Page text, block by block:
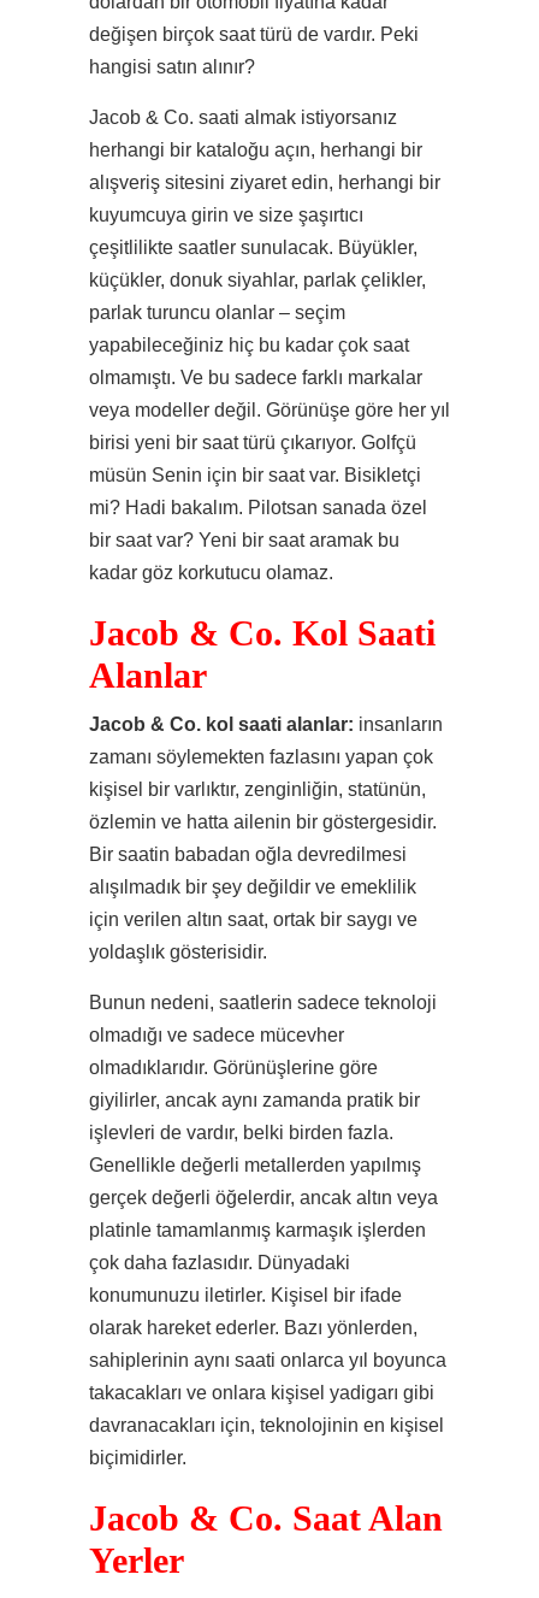
değişen birçok saat türü de vardır. Peki
hangisi satın alınır?
Jacob & Co. saati almak istiyorsanız
herhangi bir kataloğu açın, herhangi bir
alışveriş sitesini ziyaret edin, herhangi bir
kuyumcuya girin ve size şaşırtıcı
çeşitlilikte saatler sunulacak. Büyükler,
küçükler, donuk siyahlar, parlak çelikler,
parlak turuncu olanlar – seçim
yapabileceğiniz hiç bu kadar çok saat
olmamıştı. Ve bu sadece farklı markalar
veya modeller değil. Görünüşe göre her yıl
birisi yeni bir saat türü çıkarıyor. Golfçü
müsün Senin için bir saat var. Bisikletçi
mi? Hadi bakalım. Pilotsan sanada özel
bir saat var? Yeni bir saat aramak bu
kadar göz korkutucu olamaz.
Jacob & Co. Kol Saati
Alanlar
Jacob & Co. kol saati alanlar: insanların
zamanı söylemekten fazlasını yapan çok
kişisel bir varlıktır, zenginliğin, statünün,
özlemin ve hatta ailenin bir göstergesidir.
Bir saatin babadan oğla devredilmesi
alışılmadık bir şey değildir ve emeklilik
için verilen altın saat, ortak bir saygı ve
yoldaşlık gösterisidir.
Bunun nedeni, saatlerin sadece teknoloji
olmadığı ve sadece mücevher
olmadıklarıdır. Görünüşlerine göre
giyilirler, ancak aynı zamanda pratik bir
işlevleri de vardır, belki birden fazla.
Genellikle değerli metallerden yapılmış
gerçek değerli öğelerdir, ancak altın veya
platinle tamamlanmış karmaşık işlerden
çok daha fazlasıdır. Dünyadaki
konumunuzu iletirler. Kişisel bir ifade
olarak hareket ederler. Bazı yönlerden,
sahiplerinin aynı saati onlarca yıl boyunca
takacakları ve onlara kişisel yadigarı gibi
davranacakları için, teknolojinin en kişisel
biçimidirler.
Jacob & Co. Saat Alan
Yerler